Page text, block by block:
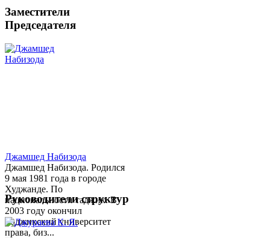
Заместители
Председателя
Джамшед Набизода
Джамшед Набизода. Родился
9 мая 1981 года в городе
Худжанде. По
национальности таджик. В
2003 году окончил
Таджикский университет
права, биз...
Руководители структур